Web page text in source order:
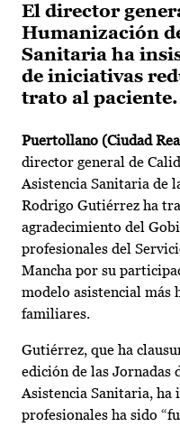
El director
Humanización
Sanitaria ha
de iniciativas
trato al paciente.
Puertollano (Ciudad
director general de
Asistencia Sanitaria de
Rodrigo Gutiérrez ha
agradecimiento del
profesionales del
Mancha por su
modelo asistencial más
familiares.
Gutiérrez, que ha
edición de las Jornadas
Asistencia Sanitaria, ha
profesionales ha sido